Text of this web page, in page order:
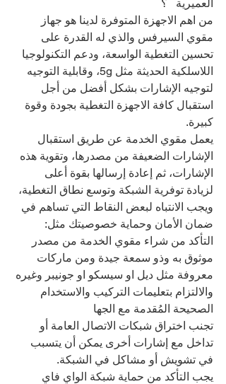
العميرية   ؟
من اهم الاجهزة المتوفرة لدينا هو جهاز
مقوي السيرفس والذي له القدرة على
تحسين التغطية الواسعة، ودعم التكنولوجيا
اللاسلكية الحديثة مثل 5g، وقابلية التوجيه
لتوجيه الإشارات بشكل أفضل من أجل
استقبال كافة الاجهزة التغطية بجودة وقوة
كبيرة.
يعمل مقوي الخدمة عن طريق استقبال
الإشارات الضعيفة من مصدرها، وتقوية هذه
الإشارات، ثم إعادة إرسالها بقوة أعلى
لزيادة توفرية الشبكة وتوسع نطاق التغطية،
ويجب الانتباه لبعض النقاط التي تساهم في
ضمان الأمان وحماية خصوصيتك مثل:
التأكد من شراء مقوي الخدمة من مصدر
موثوق به وذو سمعة جيدة ومن ماركات
معروفة مثل ديل او سيسكو او جونيبر وغيره
والالتزام بتعليمات التركيب والاستخدام
الصحيحة المُقدمة مع الجها
تجنب اختراق شبكات الاتصال العامة أو
تداخل مع إشارات أخرى يمكن أن يتسبب
في تشويش أو مشاكل في الشبكة.
يجب التأكد من حماية شبكة الواي فاي